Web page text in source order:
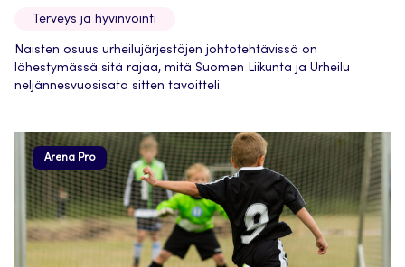
Terveys ja hyvinvointi
Naisten osuus urheilujärjestöjen johtotehtävissä on
lähestymässä sitä rajaa, mitä Suomen Liikunta ja Urheilu
neljännesvuosisata sitten tavoitteli.
Arena Pro